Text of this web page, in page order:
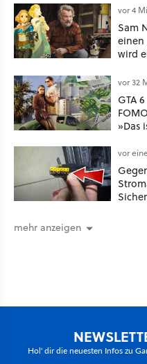
vor 4
Sam
einen
wird
vor 32
GTA
»Das
vor
mehr anzeigen
Hol' dir die neuesten Infos zu